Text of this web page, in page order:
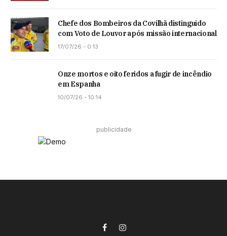
Chefe dos Bombeiros da Covilhã distinguido
com Voto de Louvor após missão internacional
17/07/26 - 0:13
Onze mortos e oito feridos a fugir de incêndio
em Espanha
10/07/26 - 10:14
publicidade
FacebookInstagram